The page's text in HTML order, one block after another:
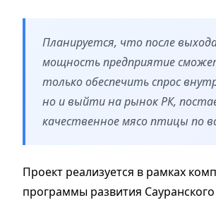
Планируется, что после
мощность предприятие
только обеспечить спрос
но и выйти на рынок РК,
качественное мясо птицы по
Проект реализуется в рамках
программы развития